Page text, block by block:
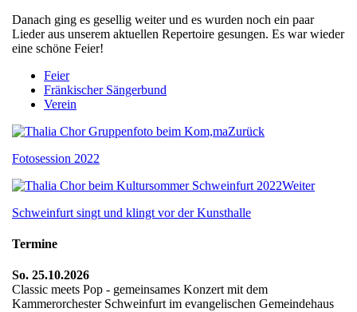
Danach ging es gesellig weiter und es wurden noch ein paar
Lieder aus unserem aktuellen Repertoire gesungen. Es war wieder
eine schöne Feier!
Feier
Fränkischer Sängerbund
Verein
Zurück
Fotosession 2022
Weiter
Schweinfurt singt und klingt vor der Kunsthalle
Termine
So. 25.10.2026
Classic meets Pop - gemeinsames Konzert mit dem
Kammerorchester Schweinfurt im evangelischen Gemeindehaus